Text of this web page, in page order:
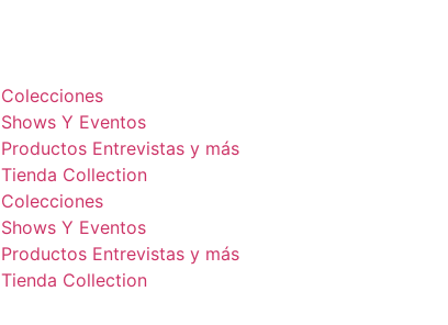
Colecciones
Shows Y Eventos
Productos Entrevistas y más
Tienda Collection
Colecciones
Shows Y Eventos
Productos Entrevistas y más
Tienda Collection